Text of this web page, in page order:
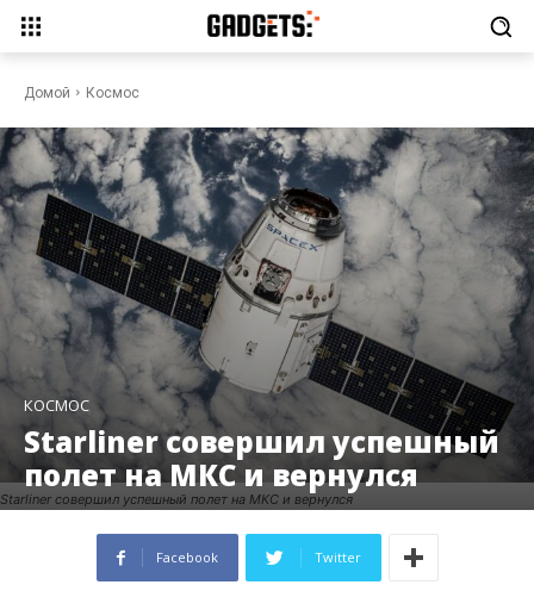
Домой Космос
Starliner совершил успешный полет на МКС и вернулся
КОСМОС
Starliner совершил успешный
полет на МКС и вернулся
Facebook Twitter